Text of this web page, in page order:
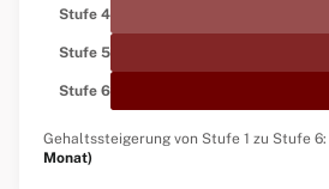
Stufe 4
Stufe 5
Stufe 6
Gehaltssteigerung von Stufe 1 zu Stufe 6:
Monat)